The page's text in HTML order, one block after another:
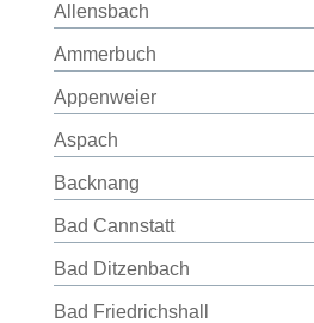
Allensbach
Ammerbuch
Appenweier
Aspach
Backnang
Bad Cannstatt
Bad Ditzenbach
Bad Friedrichshall